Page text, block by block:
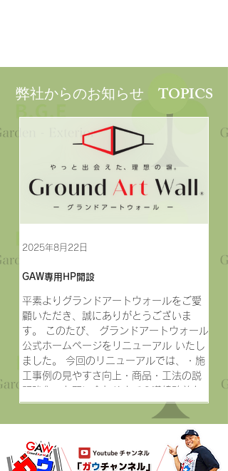
弊社からのお知らせ TOPICS
GAW専用HP開設
平素よりグランドアートウォールをご愛
顧いただき、誠にありがとうございま
す。 このたび、 グランドアートウォール
公式ホームページをリニューアル いたし
ました。 今回のリニューアルでは、・施
工事例の見やすさ向上・商品・工法の説
どを行い、より分かりやすく、安心して
ご検討いただける内容となっておりま
す。 ぜひ一度、新しいホームページをご
覧ください。 今後も、より良い商品・サ
ービスの提供に努めてまいりますので、
2025年8月22日